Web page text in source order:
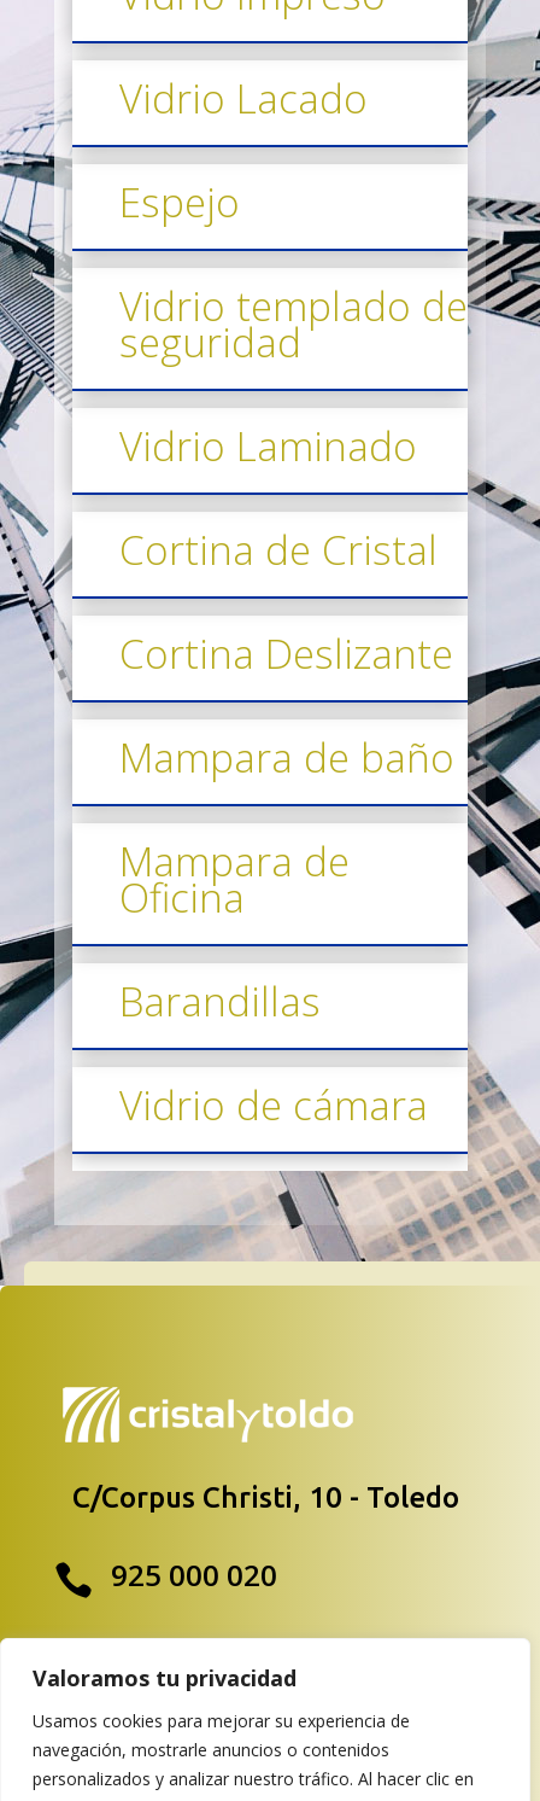
Valoramos tu privacidad
Usamos cookies para mejorar su experiencia de
navegación, mostrarle anuncios o contenidos
personalizados y analizar nuestro tráfico. Al hacer clic en
Vidrio Lacado
Espejo
Vidrio templado de
seguridad
Vidrio Laminado
Cortina de Cristal
Cortina Deslizante
Mampara de baño
Mampara de
Oficina
Barandillas
Vidrio de cámara
C/Corpus Christi, 10 - Toledo
 925 000 020
info@cristalytoldo.es